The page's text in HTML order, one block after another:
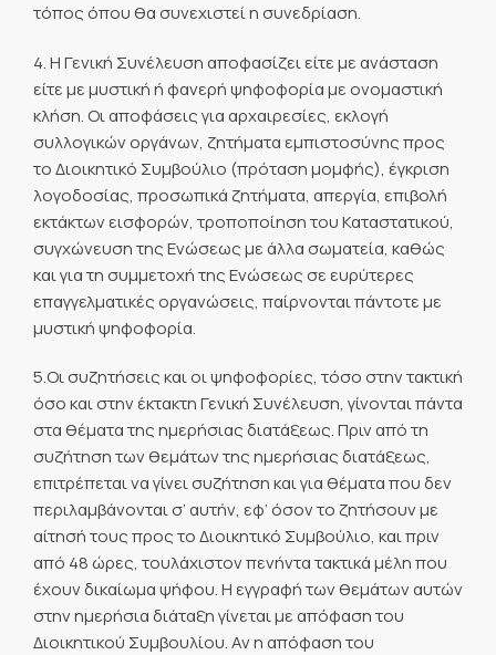
τόπος όπου θα συνεχιστεί η συνεδρίαση.
4. Η Γενική Συνέλευση αποφασίζει είτε με ανάσταση
είτε με μυστική ή φανερή ψηφοφορία με ονομαστική
κλήση. Οι αποφάσεις για αρχαιρεσίες, εκλογή
συλλογικών οργάνων, ζητήματα εμπιστοσύνης προς
το Διοικητικό Συμβούλιο (πρόταση μομφής), έγκριση
λογοδοσίας, προσωπικά ζητήματα, απεργία, επιβολή
εκτάκτων εισφορών, τροποποίηση του Καταστατικού,
συγχώνευση της Ενώσεως με άλλα σωματεία, καθώς
και για τη συμμετοχή της Ενώσεως σε ευρύτερες
επαγγελματικές οργανώσεις, παίρνονται πάντοτε με
μυστική ψηφοφορία.
5.Οι συζητήσεις και οι ψηφοφορίες, τόσο στην τακτική
όσο και στην έκτακτη Γενική Συνέλευση, γίνονται πάντα
στα θέματα της ημερήσιας διατάξεως. Πριν από τη
συζήτηση των θεμάτων της ημερήσιας διατάξεως,
επιτρέπεται να γίνει συζήτηση και για θέματα που δεν
περιλαμβάνονται σ’ αυτήν, εφ’ όσον το ζητήσουν με
αίτησή τους προς το Διοικητικό Συμβούλιο, και πριν
από 48 ώρες, τουλάχιστον πενήντα τακτικά μέλη που
έχουν δικαίωμα ψήφου. Η εγγραφή των θεμάτων αυτών
στην ημερήσια διάταξη γίνεται με απόφαση του
Διοικητικού Συμβουλίου. Αν η απόφαση του